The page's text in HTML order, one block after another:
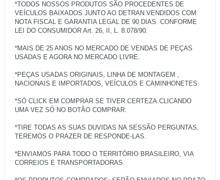
*TODOS NOSSOS PRODUTOS SÃO PROCEDENTES DE
VEÍCULOS BAIXADOS JUNTO AO DETRAN.VENDIDOS COM
NOTA FISCAL E GARANTIA LEGAL DE 90 DIAS. CONFORME
LEI DO CONSUMIDOR Art. 26, II, L. 8.078/90.
*MAIS DE 25 ANOS NO MERCADO DE VENDAS DE PEÇAS
USADAS E AGORA NO MERCADO LIVRE.
*PEÇAS USADAS ORIGINAIS, LINHA DE MONTAGEM ,
NACIONAIS E IMPORTADOS, VEÍCULOS E CAMINHONETES.
*SÓ CLICK EM COMPRAR SE TIVER CERTEZA.CLICANDO
UMA VEZ SÓ NO BOTÃO COMPRAR.
*TIRE TODAS AS SUAS DUVIDAS NA SESSÃO PERGUNTAS,
TEREMOS O PRAZER DE RESPONDE-LAS.
*ENVIAMOS PARA TODO O TERRITÓRIO BRASILEIRO, VIA
CORREIOS E TRANSPORTADORAS.